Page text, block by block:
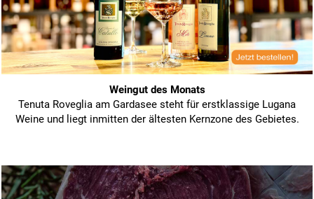
Weingut des Monats
Tenuta Roveglia am Gardasee steht für erstklassige Lugana
Weine und liegt inmitten der ältesten Kernzone des Gebietes.